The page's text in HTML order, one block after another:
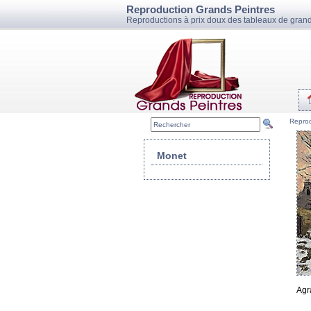
Reproduction Grands Peintres
Reproductions à prix doux des tableaux de
Monet